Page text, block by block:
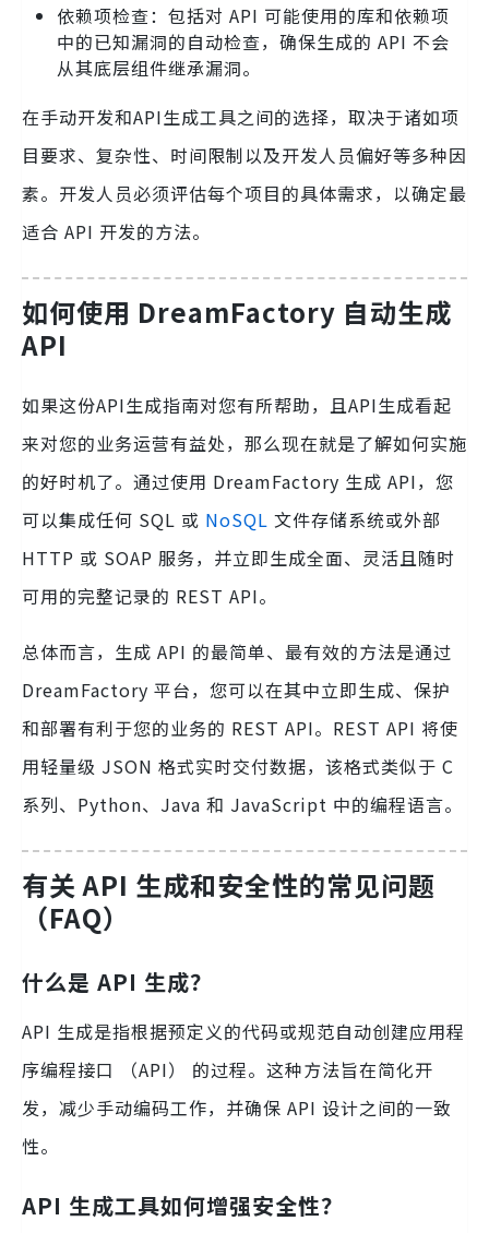
依赖项检查：包括对 API 可能使用的库和依赖项
中的已知漏洞的自动检查，确保生成的 API 不会
从其底层组件继承漏洞。
在手动开发和API生成工具之间的选择，取决于诸如项
目要求、复杂性、时间限制以及开发人员偏好等多种因
素。开发人员必须评估每个项目的具体需求，以确定最
适合 API 开发的方法。
如何使用 DreamFactory 自动生成
API
如果这份API生成指南对您有所帮助，且API生成看起
来对您的业务运营有益处，那么现在就是了解如何实施
的好时机了。通过使用 DreamFactory 生成 API，您
可以集成任何 SQL 或 NoSQL 文件存储系统或外部
HTTP 或 SOAP 服务，并立即生成全面、灵活且随时
可用的完整记录的 REST API。
总体而言，生成 API 的最简单、最有效的方法是通过
DreamFactory 平台，您可以在其中立即生成、保护
和部署有利于您的业务的 REST API。REST API 将使
用轻量级 JSON 格式实时交付数据，该格式类似于 C
系列、Python、Java 和 JavaScript 中的编程语言。
有关 API 生成和安全性的常见问题
（FAQ）
什么是 API 生成？
API 生成是指根据预定义的代码或规范自动创建应用程
序编程接口 （API） 的过程。这种方法旨在简化开
发，减少手动编码工作，并确保 API 设计之间的一致
性。
API 生成工具如何增强安全性？